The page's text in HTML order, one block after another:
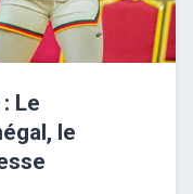
Le
le